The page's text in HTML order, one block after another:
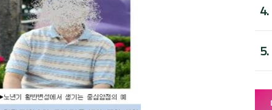
4.
5.